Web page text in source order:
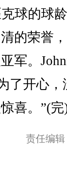
球的球
的荣誉
军。
了开心，
喜。”(完
责任编